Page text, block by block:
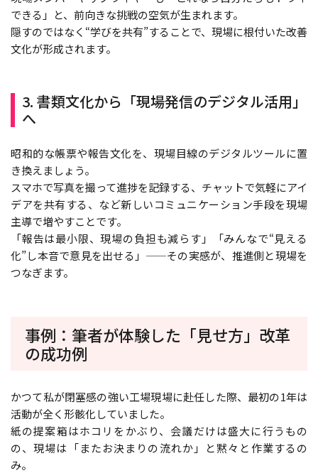
できる」と、前向きな挑戦の空気が生まれます。
隠すのではなく“学びを共有”することで、現場に根付いた改善
文化が形成されます。
3. 書類文化から「現場発信のデジタル活用」
へ
昭和的な帳票や報告文化を、現場目線のデジタルツールに置
き換えましょう。
スマホで写真を撮って進捗を記録する、チャットで気軽にアイ
デアを共有する、など新しいコミュニケーション手段を現場
主導で増やすことです。
「報告は最小限、現場の負担も減らす」「みんなで“見える
化”し本音で意見を出せる」——その実感が、推進側と現場を
つなぎます。
事例：筆者が体験した「見せ方」改革
の成功例
かつて私が閉塞感の強い工場現場に赴任した際、最初の1年は
活動が全く形骸化していました。
紙の提案箱はホコリをかぶり、会議だけは盛大に行うもの
の、現場は「またお決まりの流れか」と黙々と作業するの
み。